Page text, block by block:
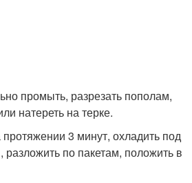
промыть, разрезать пополам,
натереть на терке.
3 минут, охладить под
по пакетам, положить в